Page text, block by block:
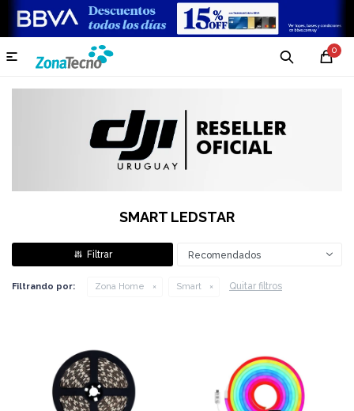
0

SMART LEDSTAR
Recomendados
Filtrando por: Zona Home Smart Quitar filtros